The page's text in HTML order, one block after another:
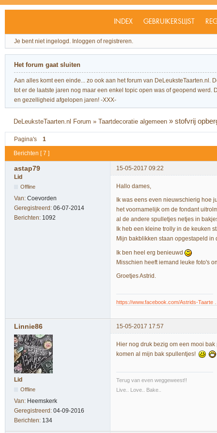
INDEX GEBRUIKERSLIJST
Je bent niet ingelogd. Inloggen of registreren.
Het forum gaat sluiten
Aan alles komt een einde... zo ook aan het forum van
tot er de laatste jaren nog maar een enkel topic open was of geopend
en gezelligheid afgelopen jaren! -XXX-
DeLeuksteTaarten.nl Forum »Taartdecoratie algemeen »stofvrij
Pagina's 1
Berichten [ 7 ]
astap79
15-05-2017 09:22
Lid
Offline
Van: Coevorden
Geregistreerd: 06-07-2014
Berichten: 1092
Hallo dames,
Ik was eens even nieuwschierig hoe
het voornamelijk om de fondant
al de andere spulletjes netjes in
Ik heb een kleine trolly in de keuken
Mijn bakblikken staan opgestapeld
Ik ben heel erg benieuwd
Misschien heeft iemand leuke foto's
Groetjes Astrid.
https://www.facebook.com/Astrids-Taarte
Linnie86 15-05-2017 17:57
Lid
Offline
Van: Heemskerk
Geregistreerd: 04-09-2016
Berichten: 134
Hier nog druk bezig om een mooi
komen al mijn bak spullentjes!
Terug van even weggeweest!!
Live.. Love.. Bake..